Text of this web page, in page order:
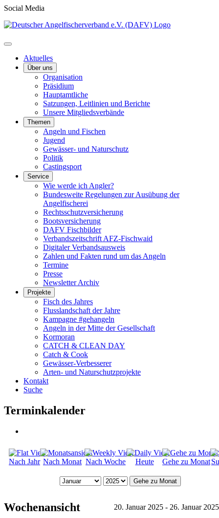
Social Media
Aktuelles
Über uns
Organisation
Präsidium
Hauptamtliche
Satzungen, Leitlinien und Berichte
Unsere Mitgliedsverbände
Themen
Angeln und Fischen
Jugend
Gewässer- und Naturschutz
Politik
Castingsport
Service
Wie werde ich Angler?
Bundesweite Regelungen zur Ausübung der
Angelfischerei
Rechtsschutzversicherung
Bootsversicherung
DAFV Fischbilder
Verbandszeitschrift AFZ-Fischwaid
Digitaler Verbandsausweis
Zahlen und Fakten rund um das Angeln
Termine
Presse
Newsletter Archiv
Projekte
Fisch des Jahres
Flusslandschaft der Jahre
Kampagne #gehangeln
Angeln in der Mitte der Gesellschaft
Kormoran
CATCH & CLEAN DAY
Catch & Cook
Gewässer-Verbesserer
Arten- und Naturschutzprojekte
Kontakt
Suche
Terminkalender
Nach Jahr Nach Monat Nach Woche Heute Gehe zu Monat
Gehe zu Monat
Wochenansicht 20. Januar 2025 - 26. Januar 2025